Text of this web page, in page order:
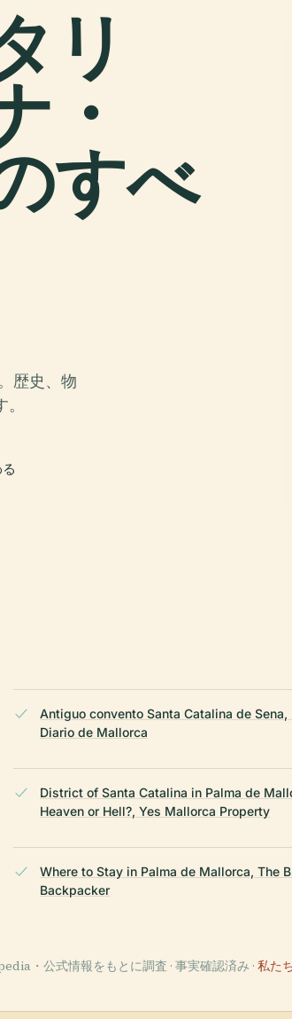
リ
・
すべ
歴史、物
Antiguo convento Santa Catalina de Sena,
Diario de Mallorca
District of Santa Catalina in Palma de
Heaven or Hell?, Yes Mallorca Property
Where to Stay in Palma de Mallorca, The
Backpacker
・公式情報をもとに調査 · 事実確認済み · 私た